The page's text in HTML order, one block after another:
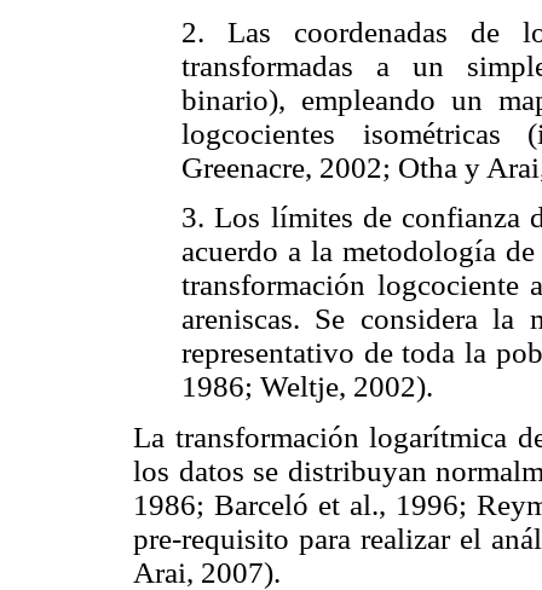
2. Las coordenadas de
transformadas a un
binario), empleando un
logcocientes
Greenacre, 2002; Otha y
3. Los límites de confianza
acuerdo a la metodología
transformación logcociente
areniscas. Se considera la
representativo de toda la
1986; Weltje, 2002).
La transformación logarítmica
los datos se distribuyan
1986; Barceló et al., 1996;
pre-requisito para realizar el
Arai, 2007).